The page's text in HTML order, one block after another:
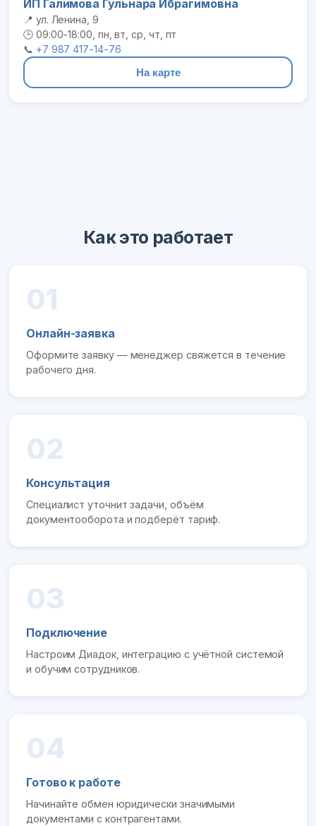
ИП Галимова Гульнара Ибрагимовна
📍 ул. Ленина, 9
🕒 09:00-18:00, пн, вт, ср, чт, пт
📞 +7 987 417-14-76
На карте
Как это работает
01
Онлайн-заявка
Оформите заявку — менеджер свяжется в течение
рабочего дня.
02
Консультация
Специалист уточнит задачи, объём
документооборота и подберёт тариф.
03
Подключение
Настроим Диадок, интеграцию с учётной системой
и обучим сотрудников.
04
Готово к работе
Начинайте обмен юридически значимыми
документами с контрагентами.